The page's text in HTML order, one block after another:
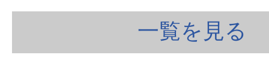
一覧を見る